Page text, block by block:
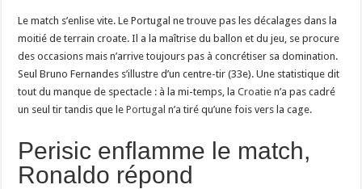
Le match s’enlise vite. Le Portugal ne trouve pas les décalages dans la
moitié de terrain croate. Il a la maîtrise du ballon et du jeu, se procure
des occasions mais n’arrive toujours pas à concrétiser sa domination.
Seul Bruno Fernandes s’illustre d’un centre-tir (33e). Une statistique dit
tout du manque de spectacle : à la mi-temps, laCroatie n’a pas cadré
un seul tir tandis que lePortugal n’a tiré qu’une fois vers la cage.
Perisic enflamme le match,
Ronaldo répond